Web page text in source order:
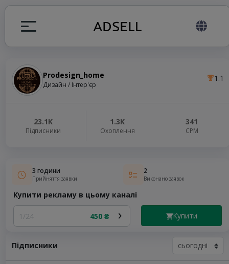
Prodesign_home
Дизайн / Інтер'єр
1.1
23.1K
Підписники
1.3K
Охоплення
341
СРМ
3 години
Прийняття заявки
2
Виконано заявок
Купити рекламу в цьому каналі
1/24 450 ₴ Купити
Підписники